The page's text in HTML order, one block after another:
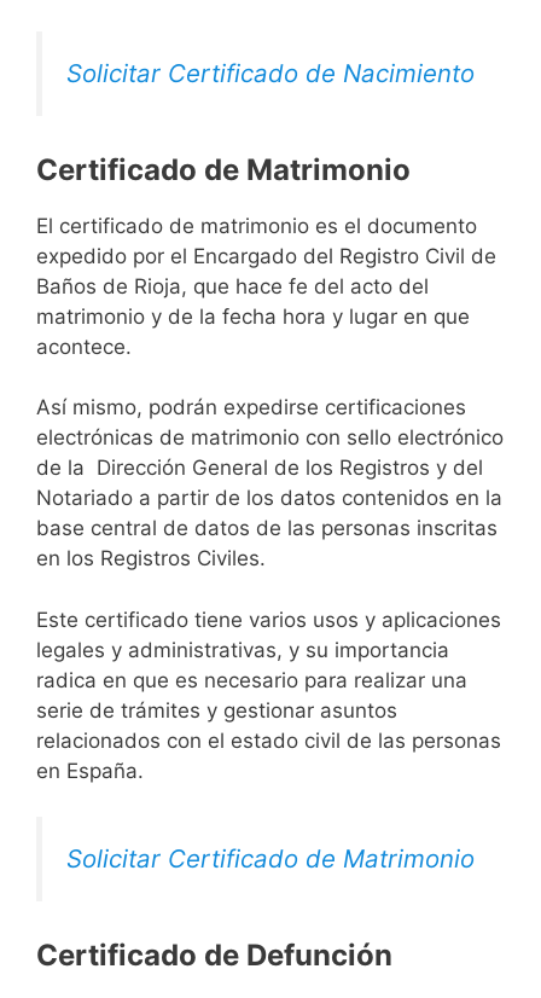
Solicitar Certificado de Nacimiento
Certificado de Matrimonio
El certificado de matrimonio es el documento
expedido por el Encargado del Registro Civil de
Baños de Rioja, que hace fe del acto del
matrimonio y de la fecha hora y lugar en que
acontece.
Así mismo, podrán expedirse certificaciones
electrónicas de matrimonio con sello electrónico
de la Dirección General de los Registros y del
Notariado a partir de los datos contenidos en la
base central de datos de las personas inscritas
en los Registros Civiles.
Este certificado tiene varios usos y aplicaciones
legales y administrativas, y su importancia
radica en que es necesario para realizar una
serie de trámites y gestionar asuntos
relacionados con el estado civil de las personas
en España.
Solicitar Certificado de Matrimonio
Certificado de Defunción